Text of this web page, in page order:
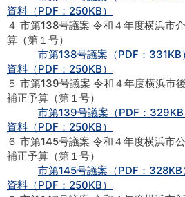
資料（PDF：250KB）
４ 市第138号議案 令和４年度横浜市
算（第１号）
市第138号議案（PDF：331KB）
資料（PDF：250KB）
５ 市第139号議案 令和４年度横浜市
補正予算（第１号）
市第139号議案（PDF：329KB
資料（PDF：250KB）
６ 市第145号議案 令和４年度横浜市
補正予算（第１号）
市第145号議案（PDF：328KB
資料（PDF：250KB）